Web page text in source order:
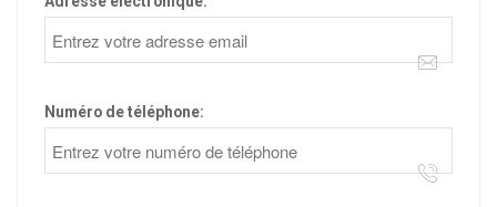
Numéro de téléphone: